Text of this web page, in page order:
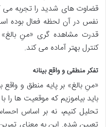
قضاوت های شدید را تجربه می
نفس در آن لحظه فعال بوده
قدرت مشاهده گری «منِ
کنترل بهتر آماده می کند.
تفکر منطقی و واقع بینانه
«منِ بالغ» بر پایه منطق و
باید بیاموزیم که موقعیت ها
تحلیل کنیم، نه بر اساس